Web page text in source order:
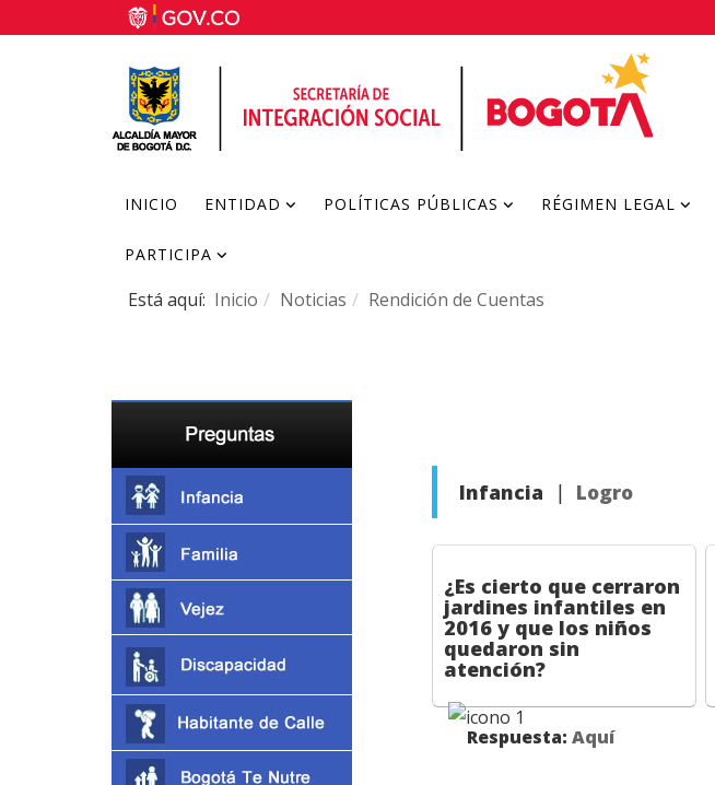
INICIO ENTIDAD POLÍTICAS PÚBLICAS RÉGIMEN LEGAL
PARTICIPA
Está aquí: Inicio Noticias Rendición de Cuentas
Infancia | Logro
¿Es cierto que cerraron
jardines infantiles en
2016 y que los niños
quedaron sin
atención?
Respuesta: Aquí